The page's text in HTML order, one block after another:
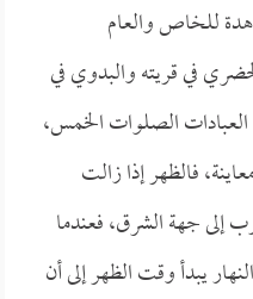
للخاص والعام
في قريته والبدوي في
الصلوات الخمس،
فالظهر إذا زالت
جهة الشرق، فعندما
يبدأ وقت الظهر إلى أن